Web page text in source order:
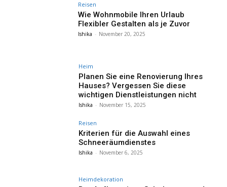
Reisen
Wie Wohnmobile Ihren Urlaub
Flexibler Gestalten als je Zuvor
Ishika - November 20, 2025
Heim
Planen Sie eine Renovierung Ihres
Hauses? Vergessen Sie diese
wichtigen Dienstleistungen nicht
Ishika - November 15, 2025
Reisen
Kriterien für die Auswahl eines
Schneeräumdienstes
Ishika - November 6, 2025
Heimdekoration